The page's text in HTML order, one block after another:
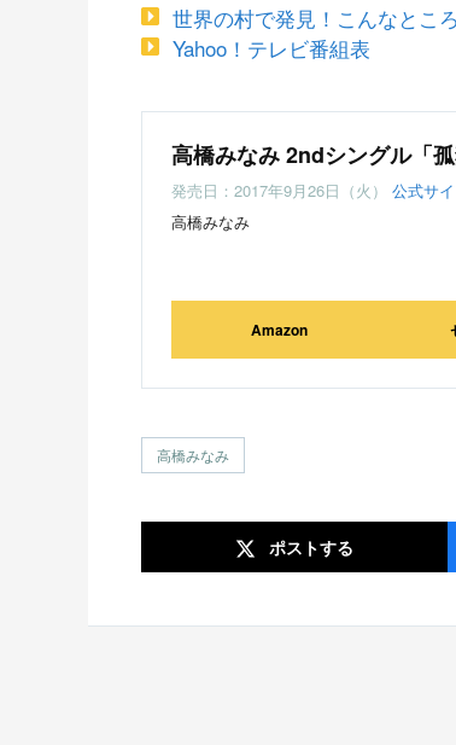
世界の村で発見！こんなとこ
Yahoo！テレビ番組表
高橋みなみ 2ndシングル「孤
発売日：2017年9月26日（火） 公式サイ
高橋みなみ
Amazon
高橋みなみ
ポストする